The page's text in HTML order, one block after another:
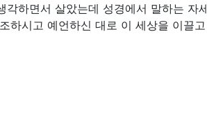
각하면서 살았는데 성경에서 말하는
하시고 예언하신 대로 이 세상을 이끌